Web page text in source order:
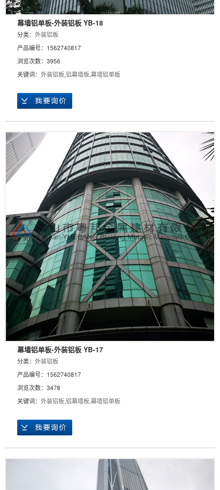
幕墙铝单板-外装铝板 YB-18
分类： 外装铝板
产品编号：1562740817
浏览次数：3956
关键词： 外装铝板,铝幕墙板,幕墙铝单板
幕墙铝单板-外装铝板 YB-17
分类： 外装铝板
产品编号：1562740817
浏览次数：3478
关键词： 外装铝板,铝幕墙板,幕墙铝单板